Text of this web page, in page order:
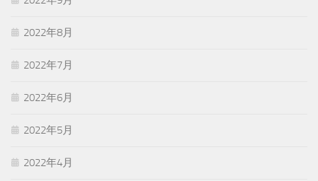
2022年8月
2022年7月
2022年6月
2022年5月
2022年4月